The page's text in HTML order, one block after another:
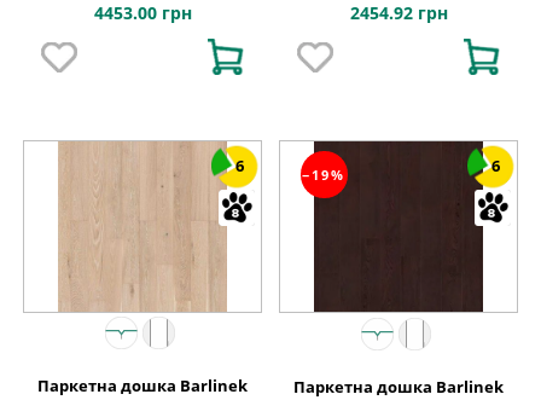
4453.00 грн 2454.92 грн
6
Паркетна дошка Barlinek
−19% 6
Паркетна дошка Barlinek